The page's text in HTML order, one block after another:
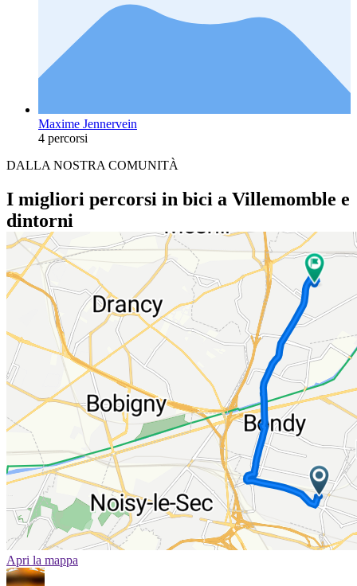
Maxime Jennervein
4 percorsi
DALLA NOSTRA COMUNITÀ
I migliori percorsi in bici a Villemomble e
dintorni
Apri la mappa